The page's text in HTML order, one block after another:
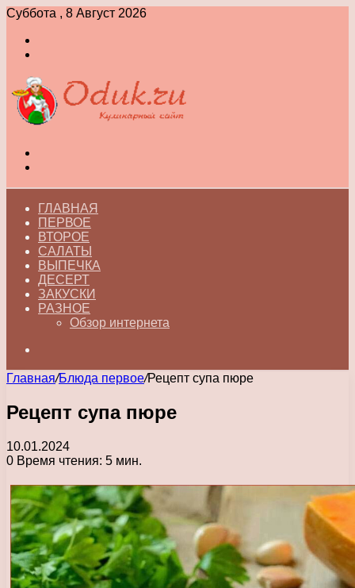
Суббота , 8 Август 2026
ГЛАВНАЯ
ПЕРВОЕ
ВТОРОЕ
САЛАТЫ
ВЫПЕЧКА
ДЕСЕРТ
ЗАКУСКИ
РАЗНОЕ
Обзор интернета
Главная/Блюда первое/Рецепт супа пюре
Рецепт супа пюре
10.01.2024
0 Время чтения: 5 мин.